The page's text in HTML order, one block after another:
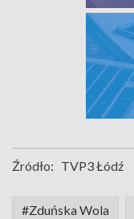
Źródło: TVP3 Łódź
#Zduńska Wola